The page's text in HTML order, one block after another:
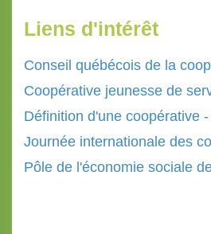
Liens d'intérêt
Conseil québécois de la
Coopérative jeunesse de
Définition d'une coopérative
Journée internationale des
Pôle de l'économie sociale